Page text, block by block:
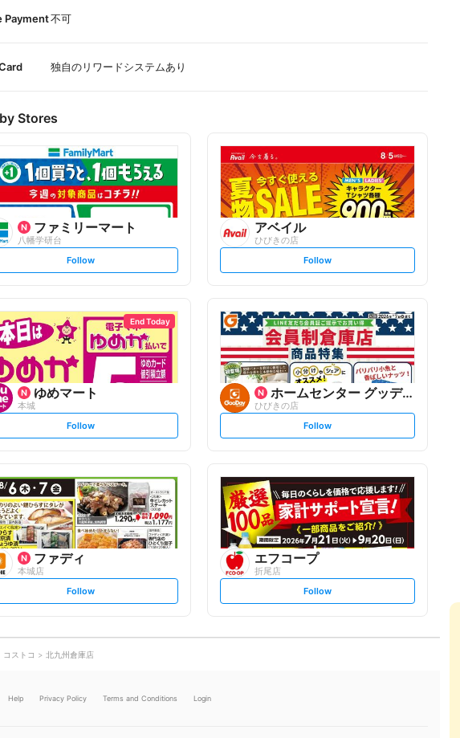
Payment不可
独自のリワードシステムあり
Stores
ファミリーマート
八幡学研台
s
t
l
o
w
Follow
アベイル
ひびきの店
s
t
l
o
w
Follow
End Today
ゆめマート
本城
s
t
l
w
Follow
ホームセンター グッデイ
ひびきの店
s
t
l
o
w
Follow
ファディ
本城店
s
t
o
w
Follow
エフコープ
折尾店
s
t
Follow
コストコ 北九州倉庫店
Help Privacy Policy Terms and Conditions Login